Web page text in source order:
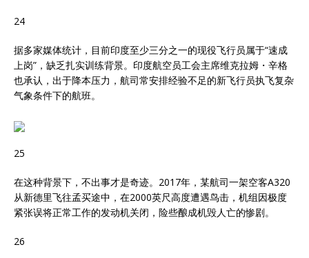
24
据多家媒体统计，目前印度至少三分之一的现役飞行员属于“速成
上岗”，缺乏扎实训练背景。印度航空员工会主席维克拉姆・辛格
也承认，出于降本压力，航司常安排经验不足的新飞行员执飞复杂
气象条件下的航班。
25
在这种背景下，不出事才是奇迹。2017年，某航司一架空客A320
从新德里飞往孟买途中，在2000英尺高度遭遇鸟击，机组因极度
紧张误将正常工作的发动机关闭，险些酿成机毁人亡的惨剧。
26